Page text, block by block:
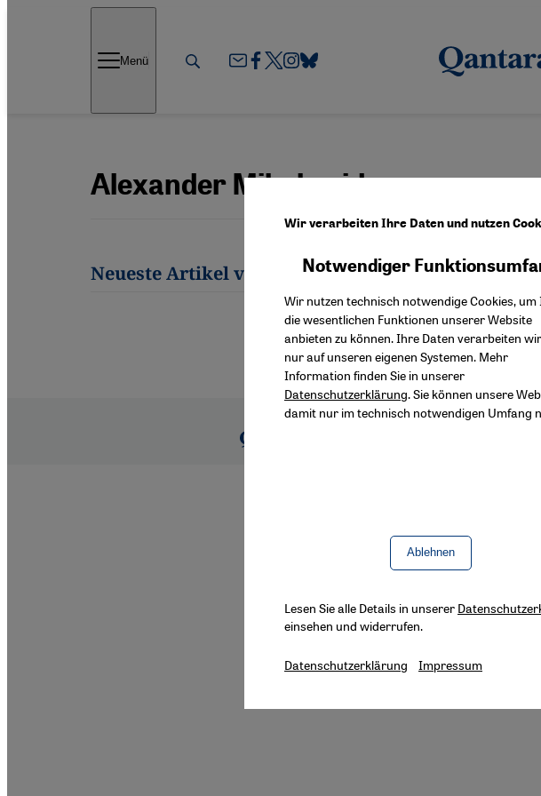
Menü
Alexander Mikaberidze
Neueste Artikel von Alexander Mikaberidze
Wir verarbeiten Ihre Daten und nutzen
Notwendiger
Wir nutzen technisch notwendige Cookies, um
die wesentlichen Funktionen unserer Website
anbieten zu können. Ihre Daten verarbeiten
nur auf unseren eigenen Systemen. Mehr
Information finden Sie in unserer
Datenschutzerklärung. Sie können unsere
damit nur im technisch notwendigen Umfang
Ablehnen
Lesen Sie alle Details in unserer
einsehen und widerrufen.
Datenschutzerklärung Impressum